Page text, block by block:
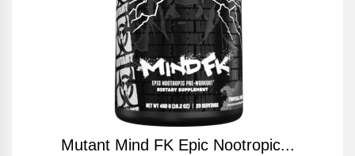
Mutant Mind FK Epic Nootropic...